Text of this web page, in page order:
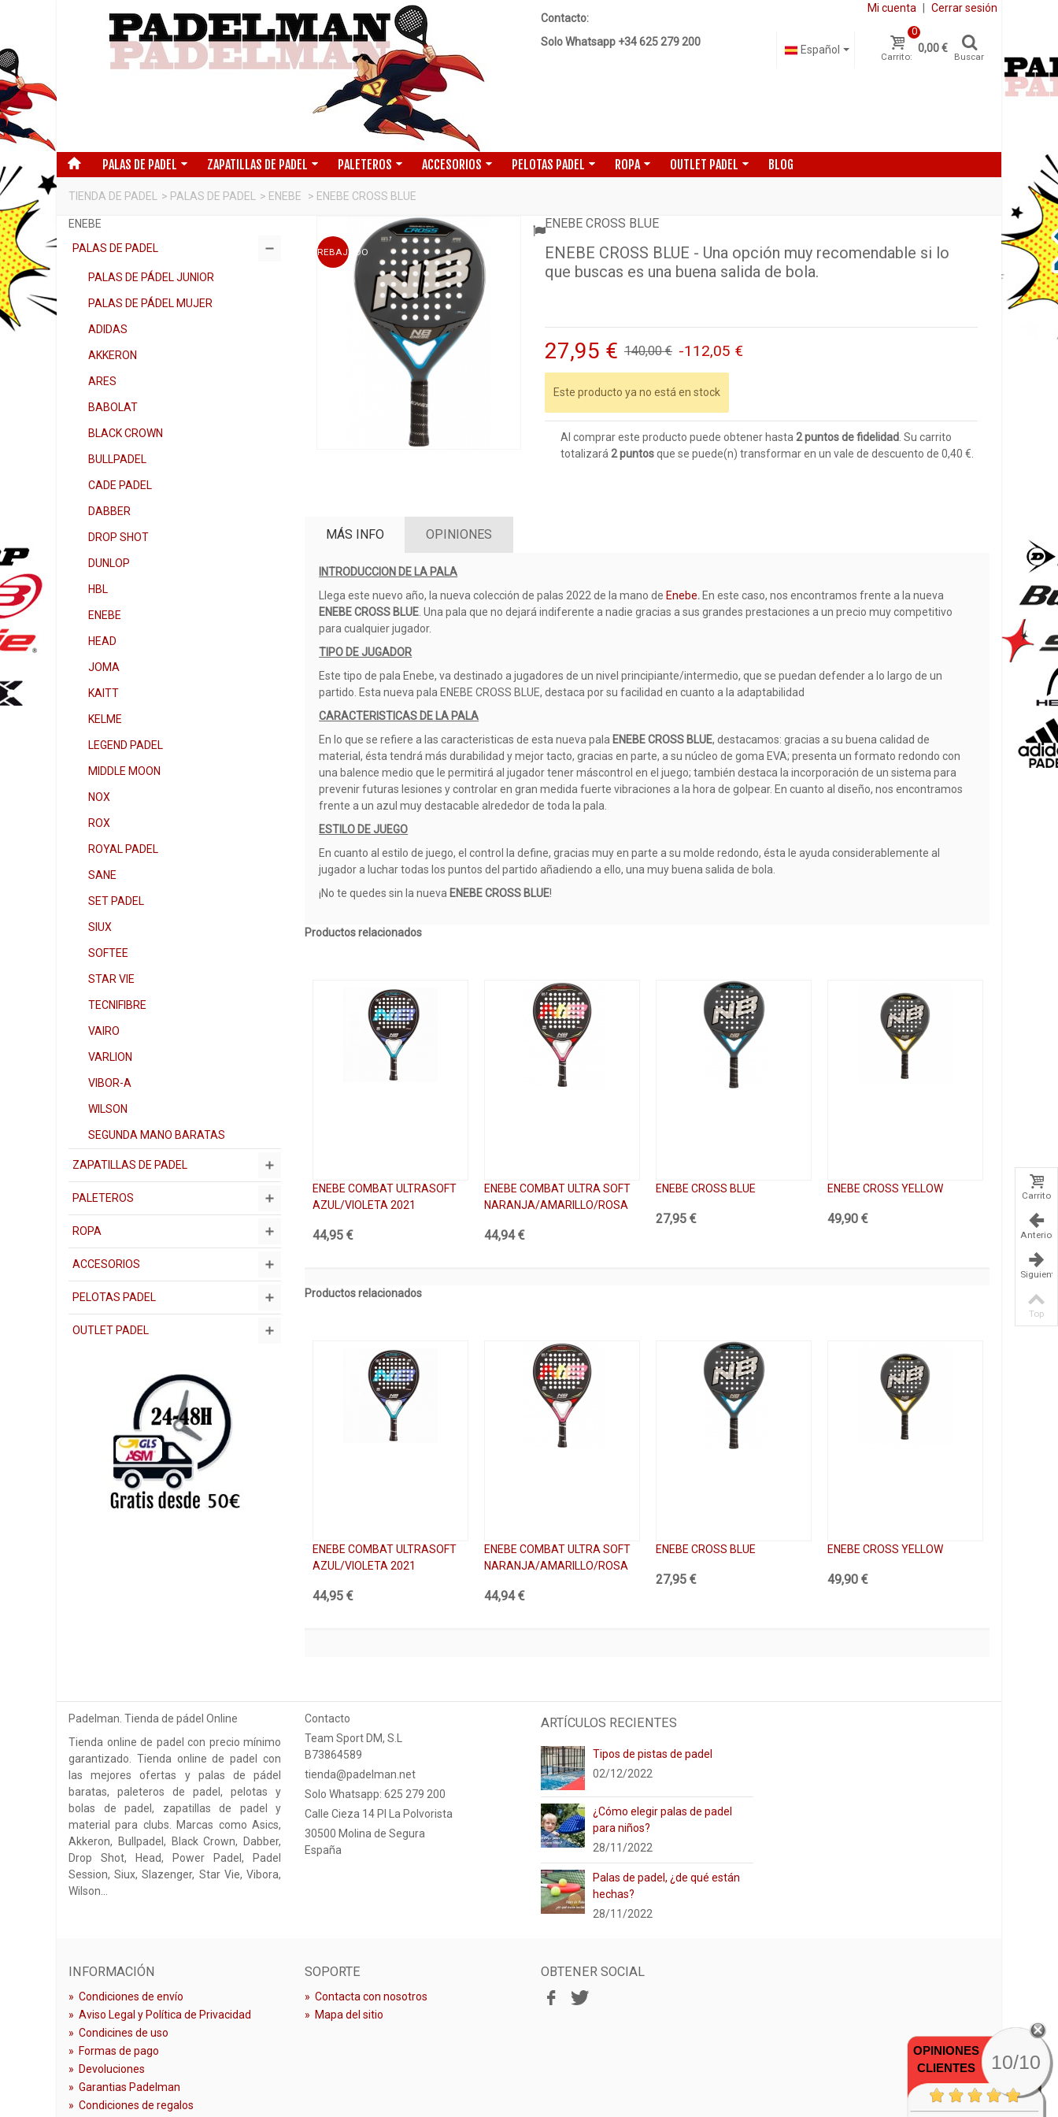
Contacto:
Solo Whatsapp +34 625 279 200
Mi cuenta Cerrar sesión
Carrito:
0
0,00 €
Buscar
Español
PALAS DE PADEL ZAPATILLAS DE PADEL PALETEROS ACCESORIOS PELOTAS PADEL ROPA OUTLET PADEL BLOG
TIENDA DE PADEL > PALAS DE PADEL > ENEBE > ENEBE CROSS BLUE
ENEBE
PALAS DE PADEL
PALAS DE PÁDEL JUNIOR
PALAS DE PÁDEL MUJER
ADIDAS
AKKERON
ARES
BABOLAT
BLACK CROWN
BULLPADEL
CADE PADEL
DABBER
DROP SHOT
DUNLOP
HBL
ENEBE
HEAD
JOMA
KAITT
KELME
LEGEND PADEL
MIDDLE MOON
NOX
ROX
ROYAL PADEL
SANE
SET PADEL
SIUX
SOFTEE
STAR VIE
TECNIFIBRE
VAIRO
VARLION
VIBOR-A
WILSON
SEGUNDA MANO BARATAS
ZAPATILLAS DE PADEL
PALETEROS
ROPA
ACCESORIOS
PELOTAS PADEL
OUTLET PADEL
REBAJADO
ENEBE CROSS BLUE
ENEBE CROSS BLUE - Una opción muy recomendable si lo
que buscas es una buena salida de bola.
27,95 € 140,00 € -112,05 €
Este producto ya no está en stock
Al comprar este producto puede obtener hasta 2puntos de fidelidad. Su carrito
totalizará 2puntosque se puede(n) transformar en un vale de descuento de 0,40 €
MÁS INFO OPINIONES
INTRODUCCION DE LA PALA
Llega este nuevo año, la nueva colección de palas 2022 de la mano deEnebe.En este caso, nos encontramos frente a la nueva
ENEBE CROSS BLUE . Una pala que no dejará indiferente a nadie gracias a sus grandes prestaciones a un precio muy competitivo
para cualquier jugador.
TIPO DE JUGADOR
Este tipo de pala Enebe, va destinado a jugadores de un nivel principiante/intermedio, que se puedan defender a lo largo de un
partido. Esta nueva pala ENEBE CROSS BLUE, destaca por su facilidad en cuanto a la adaptabilidad
CARACTERISTICAS DE LA PALA
En lo que se refiere a las caracteristicas de esta nueva pala ENEBE CROSS BLUE, destacamos: gracias a su buena calidad de
material, ésta tendrá más durabilidad y mejor tacto, gracias en parte, a su núcleo de goma EVA; presenta un formato redondo con
una balence medio que le permitirá al jugador tener máscontrol en el juego; también destaca la incorporación de un sistema para
prevenir futuras lesiones y controlar en gran medida fuerte vibraciones a la hora de golpear. En cuanto al diseño, nos encontramos
frente a un azul muy destacable alrededor de toda la pala.
ESTILO DE JUEGO
En cuanto al estilo de juego, el control la define, gracias muy en parte a su molde redondo, ésta le ayuda considerablemente al
jugador a luchar todas los puntos del partido añadiendo a ello, una muy buena salida de bola.
¡No te quedes sin la nueva ENEBE CROSS BLUE!
Productos relacionados
ENEBE COMBAT ULTRASOFT
AZUL/VIOLETA 2021
44,95 €
ENEBE COMBAT ULTRA SOFT
NARANJA/AMARILLO/ROSA
44,94 €
ENEBE CROSS BLUE
27,95 €
ENEBE CROSS YELLOW
49,90 €
Productos relacionados
ENEBE COMBAT ULTRASOFT
AZUL/VIOLETA 2021
44,95 €
ENEBE COMBAT ULTRA SOFT
NARANJA/AMARILLO/ROSA
44,94 €
ENEBE CROSS BLUE
27,95 €
ENEBE CROSS YELLOW
49,90 €
Padelman. Tienda de pádel Online
Tienda online de padel con precio mínimo
garantizado. Tienda online de padel con
las mejores ofertas y palas de pádel
baratas, paleteros de padel, pelotas y
bolas de padel, zapatillas de padel y
material para clubs. Marcas como Asics,
Akkeron, Bullpadel, Black Crown, Dabber,
Drop Shot, Head, Power Padel, Padel
Session, Siux, Slazenger, Star Vie, Vibora,
Wilson…
Contacto
Team Sport DM, S.L
B73864589
tienda@padelman.net
Solo Whatsapp: 625 279 200
Calle Cieza 14 PI La Polvorista
30500 Molina de Segura
España
ARTÍCULOS RECIENTES
Tipos de pistas de padel
02/12/2022
¿Cómo elegir palas de padel
para niños?
28/11/2022
Palas de padel, ¿de qué están
hechas?
28/11/2022
INFORMACIÓN
» Condiciones de envío
» Aviso Legal y Política de Privacidad
» Condicines de uso
» Formas de pago
» Devoluciones
» Garantias Padelman
» Condiciones de regalos
SOPORTE
» Contacta con nosotros
» Mapa del sitio
OBTENER SOCIAL
OPINIONES
CLIENTES
10/10
Carrito
Anterior
Top